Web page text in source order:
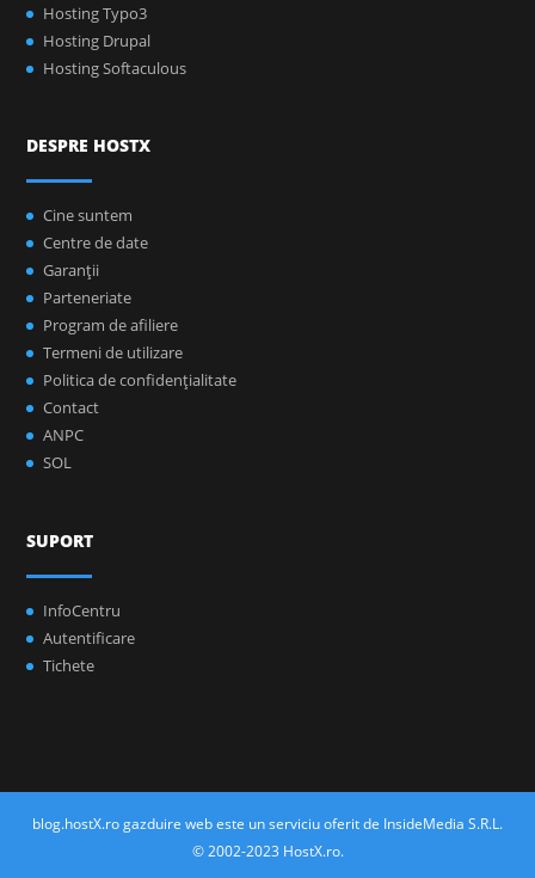
Hosting Typo3
Hosting Drupal
Hosting Softaculous
DESPRE HOSTX
Cine suntem
Centre de date
Garanţii
Parteneriate
Program de afiliere
Termeni de utilizare
Politica de confidenţialitate
Contact
ANPC
SOL
SUPORT
InfoCentru
Autentificare
Tichete
blog.hostX.ro gazduire web este un serviciu oferit de InsideMedia S.R.L.
© 2002-2023 HostX.ro.